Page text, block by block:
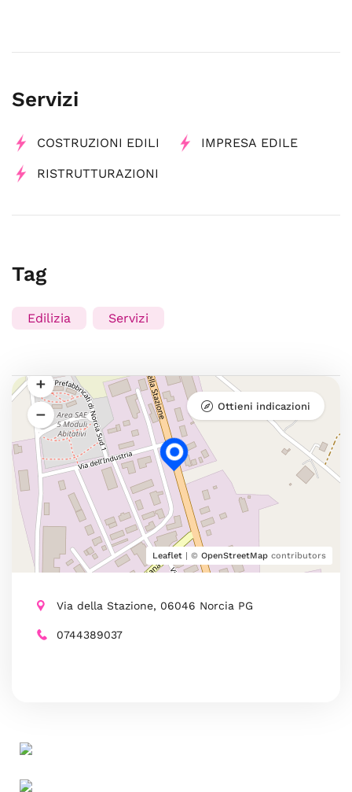
Servizi
COSTRUZIONI EDILI IMPRESA EDILE
RISTRUTTURAZIONI
Tag
Edilizia Servizi
Leaflet | © OpenStreetMap contributors
Ottieni indicazioni
Via della Stazione, 06046 Norcia PG
0744389037